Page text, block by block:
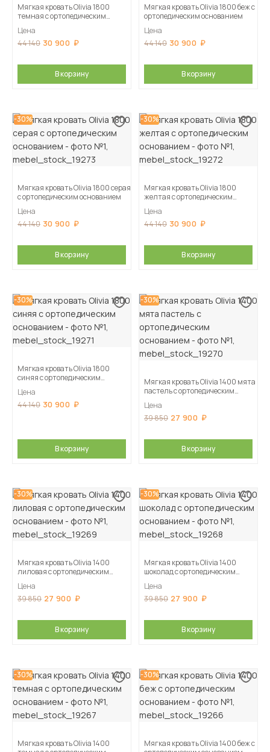
Мягкая кровать Olivia 1800
темная с ортопедическим
Цена
44 140 30 900
В корзину
Мягкая кровать Olivia 1800 беж с
ортопедическим основанием
Цена
44 140 30 900
В корзину
-30%
Мягкая кровать Olivia 1800 серая
с ортопедическим основанием
Цена
44 140 30 900
В корзину
-30%
Мягкая кровать Olivia 1800
желтая с ортопедическим
Цена
44 140 30 900
В корзину
-30%
Мягкая кровать Olivia 1800
синяя с ортопедическим
Цена
44 140 30 900
В корзину
-30%
Мягкая кровать Olivia 1400 мята
пастель с ортопедическим
Цена
39 850 27 900
В корзину
-30%
Мягкая кровать Olivia 1400
лиловая с ортопедическим
Цена
39 850 27 900
В корзину
-30%
Мягкая кровать Olivia 1400
шоколад с ортопедическим
Цена
39 850 27 900
В корзину
-30%
Мягкая кровать Olivia 1400
-30%
Мягкая кровать Olivia 1400 беж с